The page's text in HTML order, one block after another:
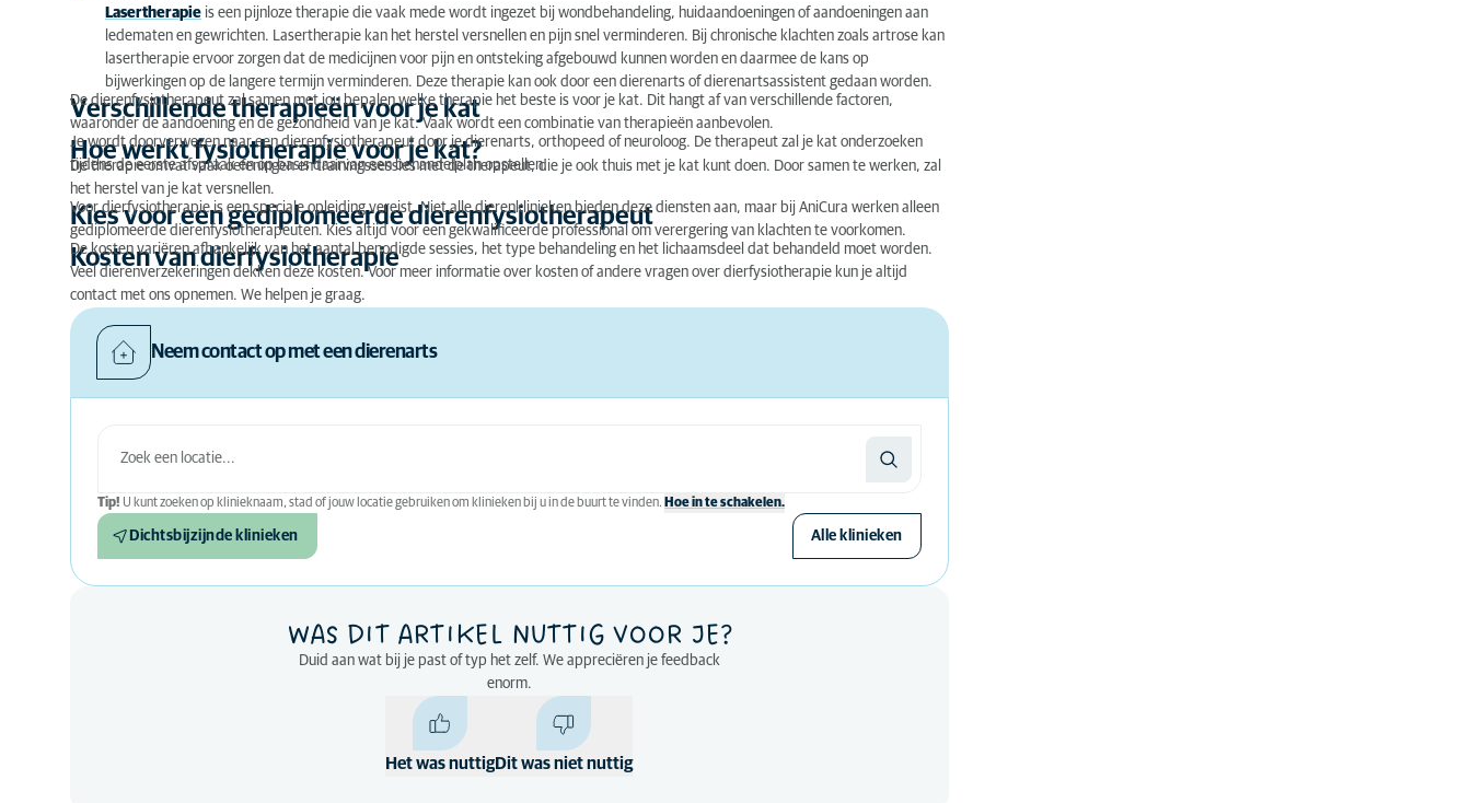
Lasertherapie is een pijnloze therapie die vaak mede wordt ingezet bij wondbehandeling, huidaandoeningen of aandoeningen aan
ledematen en gewrichten. Lasertherapie kan het herstel versnellen en pijn snel verminderen. Bij chronische klachten zoals artrose kan
lasertherapie ervoor zorgen dat de medicijnen voor pijn en ontsteking afgebouwd kunnen worden en daarmee de kans op
bijwerkingen op de langere termijn verminderen. Deze therapie kan ook door een dierenarts of dierenartsassistent gedaan worden.
Verschillende therapieën voor je kat
De dierenfysiotherapeut zal samen met jou bepalen welke therapie het beste is voor je kat. Dit hangt af van verschillende factoren,
waaronder de aandoening en de gezondheid van je kat. Vaak wordt een combinatie van therapieën aanbevolen.
Hoe werkt fysiotherapie voor je kat?
Je wordt doorverwezen naar een dierenfysiotherapeut door je dierenarts, orthopeed of neuroloog. De therapeut zal je kat onderzoeken
tijdens de eerste afspraak en op basis daarvan een behandelplan opstellen.
De therapie omvat vaak oefeningen en trainingssessies met de therapeut, die je ook thuis met je kat kunt doen. Door samen te werken, zal
het herstel van je kat versnellen.
Kies voor een gediplomeerde dierenfysiotherapeut
Voor dierfysiotherapie is een speciale opleiding vereist. Niet alle dierenklinieken bieden deze diensten aan, maar bij AniCura werken alleen
gediplomeerde dierenfysiotherapeuten. Kies altijd voor een gekwalificeerde professional om verergering van klachten te voorkomen.
Kosten van dierfysiotherapie
De kosten variëren afhankelijk van het aantal benodigde sessies, het type behandeling en het lichaamsdeel dat behandeld moet worden.
Veel dierenverzekeringen dekken deze kosten. Voor meer informatie over kosten of andere vragen over dierfysiotherapie kun je altijd
contact met ons opnemen. We helpen je graag.
Neem contact op met een dierenarts
Tip! U kunt zoeken op klinieknaam, stad of jouw locatie gebruiken om klinieken bij u in de buurt te vinden. Hoe in te schakelen.
Dichtsbijzijnde klinieken Alle klinieken
WAS DIT ARTIKEL NUTTIG VOOR JE?
Duid aan wat bij je past of typ het zelf. We appreciëren je feedback
enorm.
Het was nuttigDit was niet nuttig